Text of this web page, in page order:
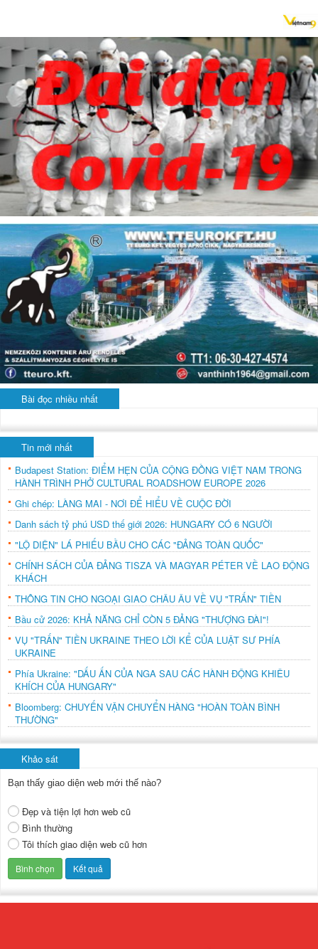
Bài đọc nhiều nhất
Tin mới nhất
Budapest Station: ĐIỂM HẸN CỦA CỘNG ĐỒNG VIỆT NAM TRONG
HÀNH TRÌNH PHỞ CULTURAL ROADSHOW EUROPE 2026
Ghi chép: LÀNG MAI - NƠI ĐỂ HIỂU VỀ CUỘC ĐỜI
Danh sách tỷ phú USD thế giới 2026: HUNGARY CÓ 6 NGƯỜI
"LỘ DIỆN" LÁ PHIẾU BẦU CHO CÁC "ĐẢNG TOÀN QUỐC"
CHÍNH SÁCH CỦA ĐẢNG TISZA VÀ MAGYAR PÉTER VỀ LAO ĐỘNG
KHÁCH
THÔNG TIN CHO NGOẠI GIAO CHÂU ÂU VỀ VỤ "TRẤN" TIỀN
Bầu cử 2026: KHẢ NĂNG CHỈ CÒN 5 ĐẢNG "THƯỢNG ĐÀI"!
VỤ "TRẤN" TIỀN UKRAINE THEO LỜI KỂ CỦA LUẬT SƯ PHÍA
UKRAINE
Phía Ukraine: "DẤU ẤN CỦA NGA SAU CÁC HÀNH ĐỘNG KHIÊU
KHÍCH CỦA HUNGARY"
Bloomberg: CHUYẾN VẬN CHUYỂN HÀNG "HOÀN TOÀN BÌNH
THƯỜNG"
Khảo sát
Bạn thấy giao diện web mới thế nào?
Đẹp và tiện lợi hơn web cũ
Bình thường
Tôi thích giao diện web cũ hơn